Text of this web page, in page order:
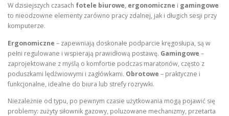
W dzisiejszych czasach fotele biurowe, ergonomiczne i gamingowe
to nieodzowne elementy zarówno pracy zdalnej, jak i długich sesji przy
komputerze.
Ergonomiczne – zapewniają doskonałe podparcie kręgosłupa, są w
pełni regulowane i wspierają prawidłową postawę. Gamingowe –
zaprojektowane z myślą o komfortie podczas maratonów, często z
poduszkami lędźwiowymi i zagłówkami. Obrotowe – praktyczne i
funkcjonalne, idealne do biura lub strefy rozrywki.
Niezależnie od typu, po pewnym czasie użytkowania mogą pojawić się
problemy: zużyty siłownik gazowy, poluzowane mechanizmy, przetarta